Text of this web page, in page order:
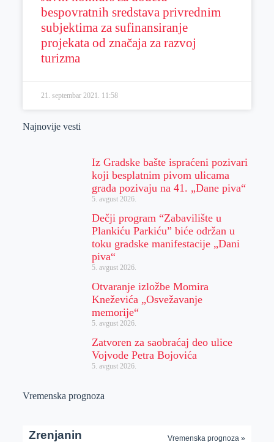
bespovratnih sredstava privrednim
subjektima za sufinansiranje
projekata od značaja za razvoj
turizma
21. septembar 2021. 11:58
Najnovije vesti
Iz Gradske bašte ispraćeni pozivari
koji besplatnim pivom ulicama
grada pozivaju na 41. „Dane piva“
5. avgust 2026.
Dečji program “Zabavilište u
Plankiću Parkiću” biće održan u
toku gradske manifestacije „Dani
piva“
5. avgust 2026.
Otvaranje izložbe Momira
Kneževića „Osvežavanje
memorije“
5. avgust 2026.
Zatvoren za saobraćaj deo ulice
Vojvode Petra Bojovića
5. avgust 2026.
Vremenska prognoza